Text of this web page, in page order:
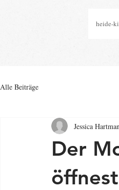
heide-
Alle Beiträge
Der
Jessica